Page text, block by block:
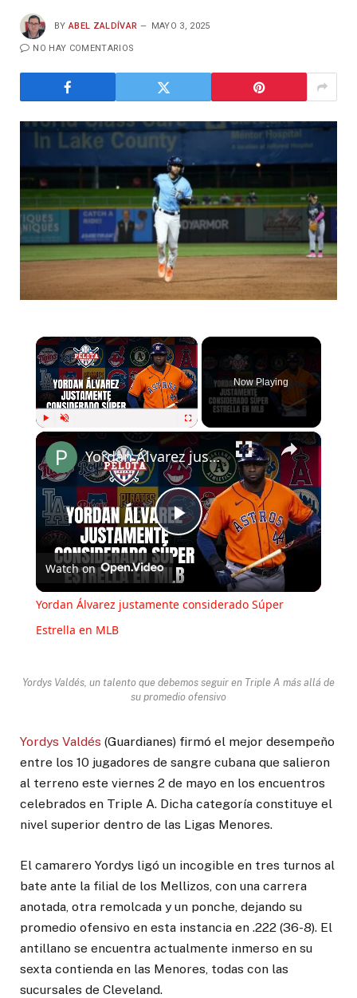
BY ABEL ZALDÍVAR MAYO 3, 2025
NO HAY COMENTARIOS
×
Now Playing
×
Play
Video
Yordan Álvarez justamente considerado Súper Estrella en MLB
Watch on
Yordan Álvarez justamente considerado Súper
Estrella en MLB
Yordys Valdés, un talento que debemos seguir en Triple A más allá de
su promedio ofensivo
Yordys Valdés (Guardianes) firmó el mejor desempeño
entre los 10 jugadores de sangre cubana que salieron
al terreno este viernes 2 de mayo en los encuentros
celebrados en Triple A. Dicha categoría constituye el
nivel superior dentro de las Ligas Menores.
El camarero Yordys ligó un incogible en tres turnos al
bate ante la filial de los Mellizos, con una carrera
anotada, otra remolcada y un ponche, dejando su
promedio ofensivo en esta instancia en .222 (36-8). El
antillano se encuentra actualmente inmerso en su
sexta contienda en las Menores, todas con las
sucursales de Cleveland.